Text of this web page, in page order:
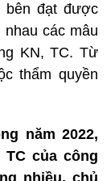
bên đạt được
các mâu
KN, TC. Từ
thẩm quyền
năm 2022,
TC của công